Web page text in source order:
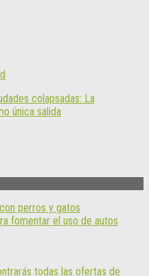
colapsadas: La
única salida
perros y gatos
fomentar el uso de autos
todas las ofertas de